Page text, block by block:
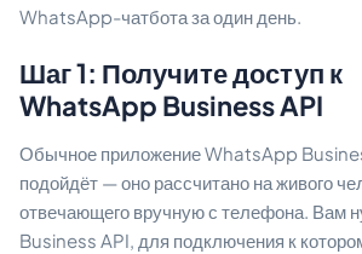
WhatsApp-чатбота за один день.
Шаг 1: Получите доступ к
WhatsApp Business API
Обычное приложение WhatsApp
подойдёт — оно рассчитано на живого
отвечающего вручную с телефона. Вам
Business API, для подключения к